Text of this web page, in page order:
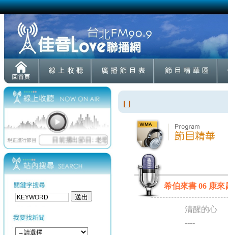
[ ]
希伯來書 06 康來
清醒的心
----